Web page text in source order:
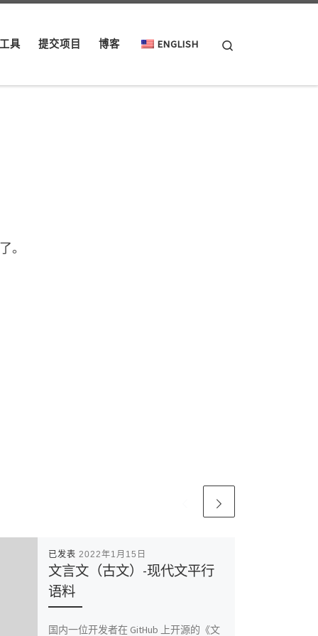
具 提交项目 博客 ENGLISH
。
已发表 2022年1月15日
文言文（古文）-现代文平行
语料
国内一位开发者在 GitHub 上开源的《文